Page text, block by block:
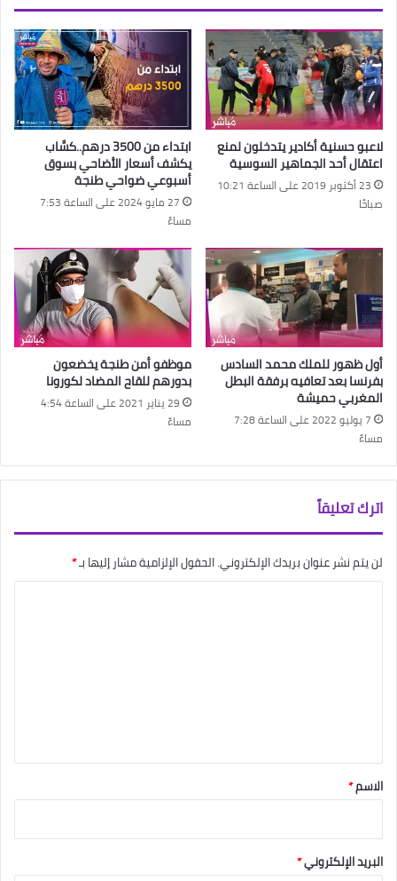
لاعبو حسنية أكادير يتدخلون لمنع
اعتقال أحد الجماهير السوسية
23 أكتوبر 2019 على الساعة 10:21
صباحًا
ابتداء من 3500 درهم..كسَّاب
يكشف أسعار الأضاحي بسوق
أسبوعي ضواحي طنجة
27 مايو 2024 على الساعة 7:53
مساءً
أول ظهور للملك محمد السادس
بفرنسا بعد تعافيه برفقة البطل
المغربي حميشة
7 يوليو 2022 على الساعة 7:28
مساءً
موظفو أمن طنجة يخضعون
بدورهم للقاح المضاد لكورونا
29 يناير 2021 على الساعة 4:54
مساءً
اترك تعليقاً
لن يتم نشر عنوان بريدك الإلكتروني.الحقول الإلزامية مشار إليها بـ*
*
الاسم*
البريد الإلكتروني*